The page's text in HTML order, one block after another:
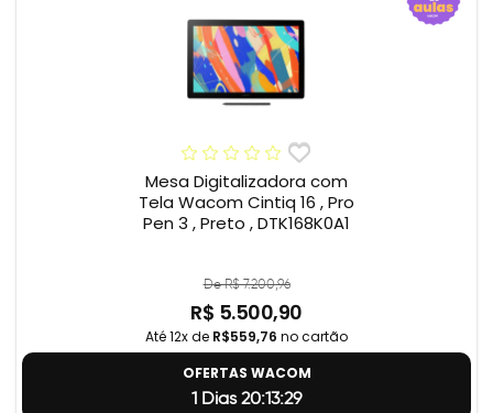
Mesa Digitalizadora com
Tela Wacom Cintiq 16 , Pro
Pen 3 , Preto , DTK168K0A1
De R$ 7.200,96
R$ 5.500,90
Até 12x de R$559,76 no cartão
OFERTAS WACOM
1 Dias 20:13:28